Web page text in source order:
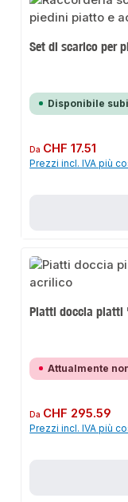
Set di scarico per
Disponibile
Prezzo normale:
Da CHF 17.51
Prezzi incl. IVA più
Piatti doccia piatti
Attualmente
Prezzo normale:
Da CHF 295.59
Prezzi incl. IVA più